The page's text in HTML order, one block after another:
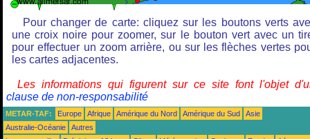
Pour changer de carte: cliquez sur les boutons verts
une croix noire pour zoomer, sur le bouton vert avec un
pour effectuer un zoom arrière, ou sur les flèches vertes
les cartes adjacentes.
Les informations qui figurent sur ce site font l'objet
clause de non-responsabilité
METAR-TAF: Europe Afrique Amérique du Nord Amérique du Sud
Asie
Australie-Océanie
Autres